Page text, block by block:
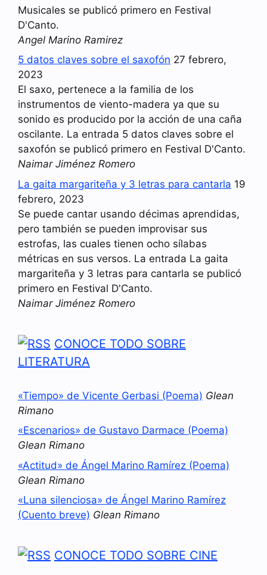
Musicales se publicó primero en Festival
D'Canto.
Angel Marino Ramirez
5 datos claves sobre el saxofón 27 febrero,
2023
El saxo, pertenece a la familia de los
instrumentos de viento-madera ya que su
sonido es producido por la acción de una caña
oscilante. La entrada 5 datos claves sobre el
saxofón se publicó primero en Festival D'Canto.
Naimar Jiménez Romero
La gaita margariteña y 3 letras para cantarla 19
febrero, 2023
Se puede cantar usando décimas aprendidas,
pero también se pueden improvisar sus
estrofas, las cuales tienen ocho sílabas
métricas en sus versos. La entrada La gaita
margariteña y 3 letras para cantarla se publicó
primero en Festival D'Canto.
Naimar Jiménez Romero
CONOCE TODO SOBRE
LITERATURA
«Tiempo» de Vicente Gerbasi (Poema) Glean
Rimano
«Escenarios» de Gustavo Darmace (Poema)
Glean Rimano
«Actitud» de Ángel Marino Ramírez (Poema)
Glean Rimano
«Luna silenciosa» de Ángel Marino Ramírez
(Cuento breve) Glean Rimano
CONOCE TODO SOBRE CINE